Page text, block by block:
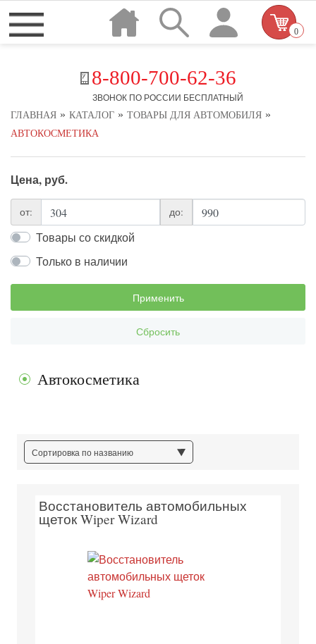
8-800-700-62-36
ЗВОНОК ПО РОССИИ БЕСПЛАТНЫЙ
0
ГЛАВНАЯ » КАТАЛОГ » ТОВАРЫ ДЛЯ АВТОМОБИЛЯ »
АВТОКОСМЕТИКА
Цена, руб.
от: до:
Товары со скидкой
Только в наличии
Применить
Сбросить
Автокосметика
Сортировка по названию
Восстановитель автомобильных
щеток Wiper Wizard